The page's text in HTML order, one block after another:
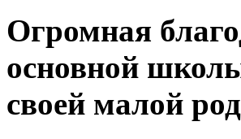
Огромная
основной
своей малой